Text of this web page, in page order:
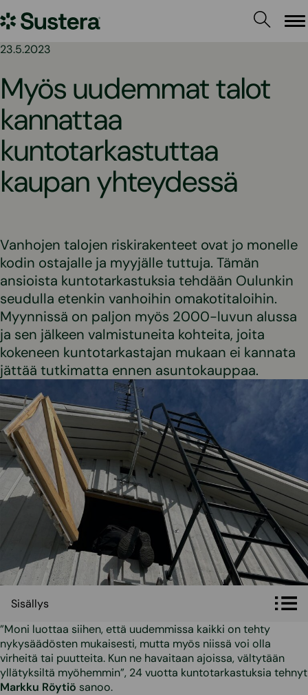
sisältöön
Sustera
23.5.2023
Myös uudemmat talot
kannattaa
kuntotarkastuttaa
kaupan yhteydessä
Vanhojen talojen riskirakenteet ovat jo monelle
kodin ostajalle ja myyjälle tuttuja. Tämän
ansioista kuntotarkastuksia tehdään Oulunkin
seudulla etenkin vanhoihin omakotitaloihin.
Myynnissä on paljon myös 2000-luvun alussa
ja sen jälkeen valmistuneita kohteita, joita
kokeneen kuntotarkastajan mukaan ei kannata
jättää tutkimatta ennen asuntokauppaa.
Sisällys
”Moni luottaa siihen, että uudemmissa kaikki on tehty
nykysäädösten mukaisesti, mutta myös niissä voi olla
virheitä tai puutteita. Kun ne havaitaan ajoissa, vältytään
yllätyksiltä myöhemmin”, 24 vuotta kuntotarkastuksia tehnyt
Markku Röytiö sanoo.